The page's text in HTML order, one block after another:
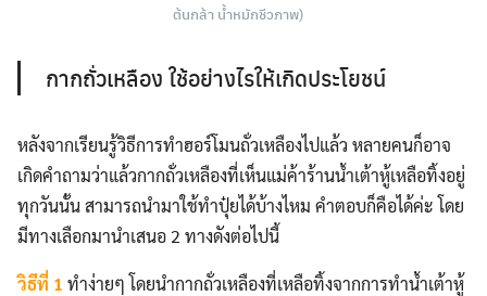
ต้นกล้า น้ำหมักชีวภาพ)
กากถั่วเหลือง ใช้อย่างไรให้เกิดประโยชน์
หลังจากเรียนรู้วิธีการทำฮอร์โมนถั่วเหลืองไปแล้ว หลายคนก็อาจ
เกิดคำถามว่าแล้วกากถั่วเหลืองที่เห็นแม่ค้าร้านน้ำเต้าหู้เหลือทิ้งอยู่
ทุกวันนั้น สามารถนำมาใช้ทำปุ๋ยได้บ้างไหม คำตอบก็คือได้ค่ะ โดย
มีทางเลือกมานำเสนอ 2 ทางดังต่อไปนี้
วิธีที่ 1 ทำง่ายๆ โดยนำกากถั่วเหลืองที่เหลือทิ้งจากการทำน้ำเต้าหู้